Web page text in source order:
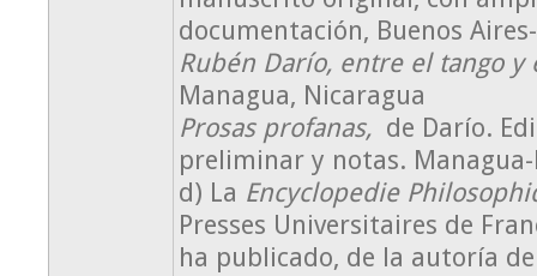
documentación, Buenos
Rubén Darío, entre el tango y
Managua, Nicaragua
Prosas profanas, de Darío.
preliminar y notas. Managua-
d) La Encyclopedie
Presses Universitaires de
ha publicado, de la autoría